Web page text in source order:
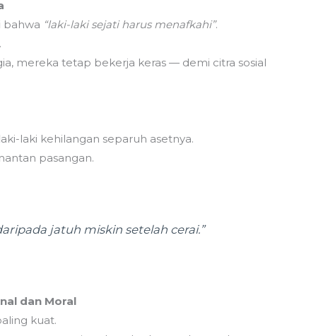
bahwa “laki-laki sejati harus menafkahi”.
mereka tetap bekerja keras — demi citra sosial
laki kehilangan separuh asetnya.
pasangan.
jatuh miskin setelah cerai.”
dan Moral
kuat.